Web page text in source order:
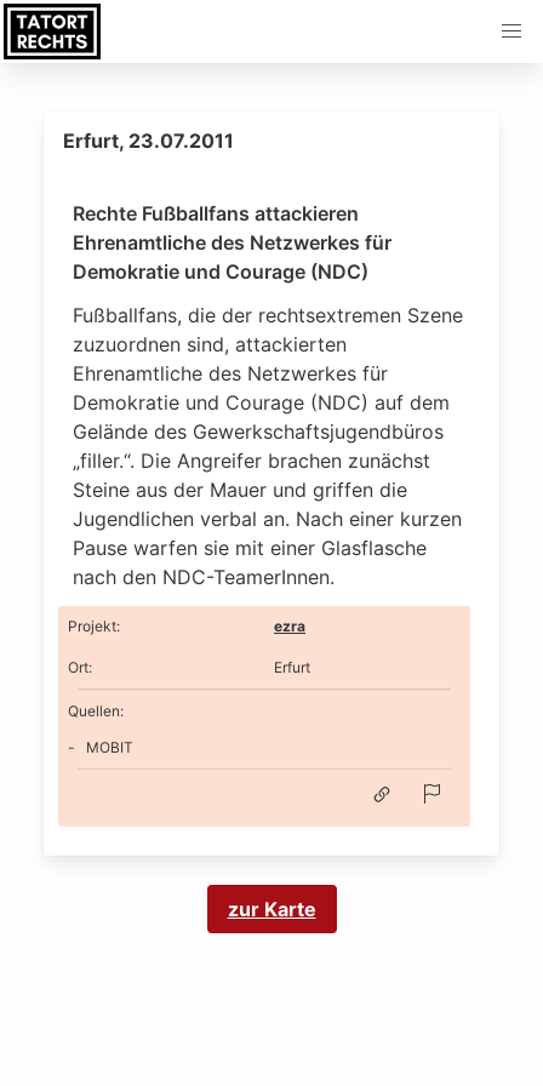
Erfurt, 23.07.2011
Rechte Fußballfans attackieren
Ehrenamtliche des Netzwerkes für
Demokratie und Courage (NDC)
Fußballfans, die der rechtsextremen Szene
zuzuordnen sind, attackierten
Ehrenamtliche des Netzwerkes für
Demokratie und Courage (NDC) auf dem
Gelände des Gewerkschaftsjugendbüros
„filler.“. Die Angreifer brachen zunächst
Steine aus der Mauer und griffen die
Jugendlichen verbal an. Nach einer kurzen
Pause warfen sie mit einer Glasflasche
nach den NDC-TeamerInnen.
Projekt: ezra
Ort: Erfurt
Quellen:
MOBIT
zur Karte